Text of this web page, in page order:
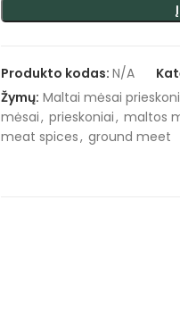
Produkto kodas: N/A
Žymų: Maltai mėsai
mėsai, prieskoniai, maltos
meat spices, ground meet